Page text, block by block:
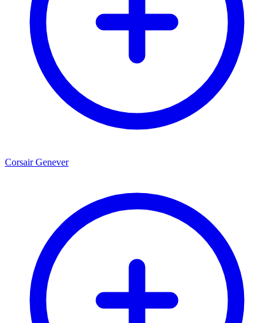
Corsair Genever